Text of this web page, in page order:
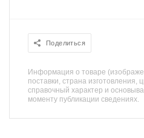
Поделиться
Информация о товаре
поставки, страна изготовления,
справочный характер и
моменту публикации сведениях.